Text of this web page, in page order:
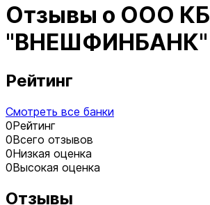
Отзывы о ООО КБ
"ВНЕШФИНБАНК"
Рейтинг
Смотреть все банки
0Рейтинг
0Всего отзывов
0Низкая оценка
0Высокая оценка
Отзывы